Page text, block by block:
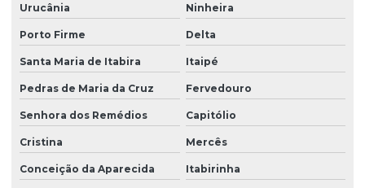
Urucânia Ninheira
Porto Firme Delta
Santa Maria de Itabira Itaipé
Pedras de Maria da Cruz Fervedouro
Senhora dos Remédios Capitólio
Cristina Mercês
Conceição da Aparecida Itabirinha